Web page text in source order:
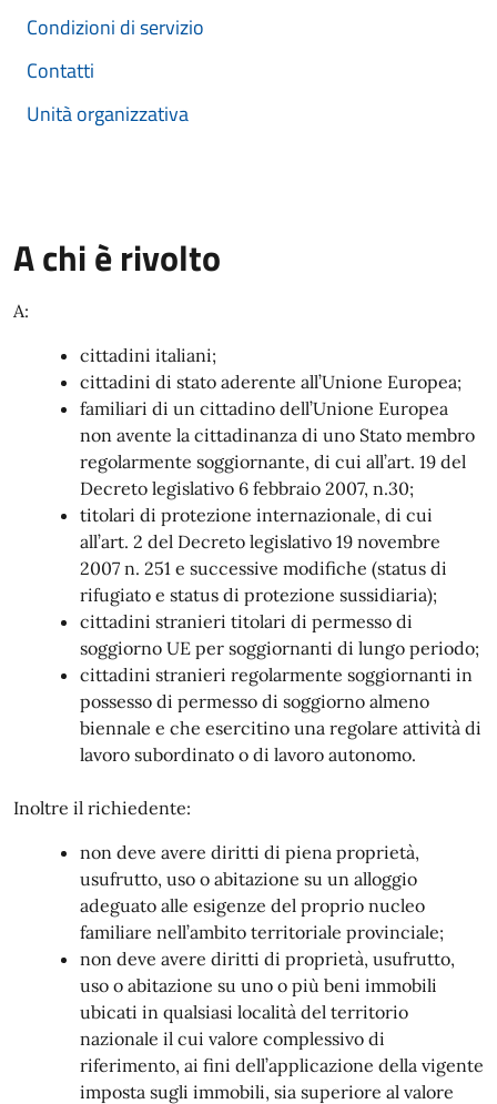
Condizioni di servizio
Contatti
Unità organizzativa
A chi è rivolto
A:
cittadini italiani;
cittadini di stato aderente all’Unione Europea;
familiari di un cittadino dell’Unione Europea
non avente la cittadinanza di uno Stato membro
regolarmente soggiornante, di cui all’art. 19 del
Decreto legislativo 6 febbraio 2007, n.30;
titolari di protezione internazionale, di cui
all’art. 2 del Decreto legislativo 19 novembre
2007 n. 251 e successive modifiche (status di
rifugiato e status di protezione sussidiaria);
cittadini stranieri titolari di permesso di
soggiorno UE per soggiornanti di lungo periodo;
cittadini stranieri regolarmente soggiornanti in
possesso di permesso di soggiorno almeno
biennale e che esercitino una regolare attività di
lavoro subordinato o di lavoro autonomo.
Inoltre il richiedente:
non deve avere diritti di piena proprietà,
usufrutto, uso o abitazione su un alloggio
adeguato alle esigenze del proprio nucleo
familiare nell’ambito territoriale provinciale;
non deve avere diritti di proprietà, usufrutto,
uso o abitazione su uno o più beni immobili
ubicati in qualsiasi località del territorio
nazionale il cui valore complessivo di
riferimento, ai fini dell’applicazione della vigente
imposta sugli immobili, sia superiore al valore